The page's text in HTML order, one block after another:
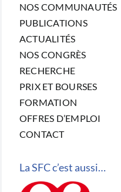
NOS COMMUNAUTÉS
PUBLICATIONS
ACTUALITÉS
NOS CONGRÈS
RECHERCHE
PRIX ET BOURSES
FORMATION
OFFRES D’EMPLOI
CONTACT
La SFC c’est aussi…